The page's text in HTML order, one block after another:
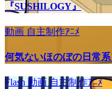
『SUSHILOGY』
動画 自主制作ｱﾆﾒ
何気ないほのぼの日常
Flash 動画自主制作ｱﾆﾒ